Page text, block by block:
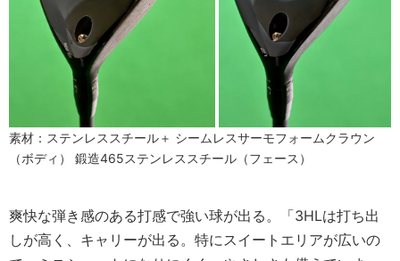
素材：ステンレススチール＋ シームレスサーモフォームクラウン
（ボディ） 鍛造465ステンレススチール（フェース）
爽快な弾き感のある打感で強い球が出る。「3HLは打ち出
しが高く、キャリーが出る。特にスイートエリアが広いの